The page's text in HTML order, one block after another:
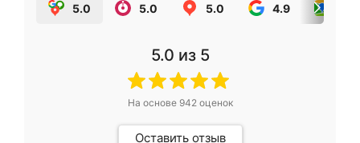
5.0 5.0 5.0 4.9
5.0 из 5
На основе 942оценок
Оставить отзыв